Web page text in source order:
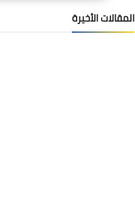
المقالات الأخيرة